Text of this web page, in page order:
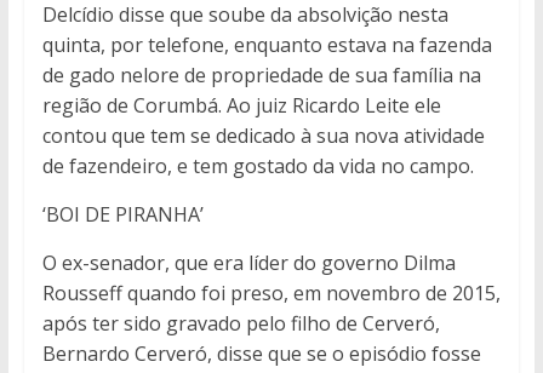
Delcídio disse que soube da absolvição nesta
quinta, por telefone, enquanto estava na fazenda
de gado nelore de propriedade de sua família na
região de Corumbá. Ao juiz Ricardo Leite ele
contou que tem se dedicado à sua nova atividade
de fazendeiro, e tem gostado da vida no campo.
‘BOI DE PIRANHA’
O ex-senador, que era líder do governo Dilma
Rousseff quando foi preso, em novembro de 2015,
após ter sido gravado pelo filho de Cerveró,
Bernardo Cerveró, disse que se o episódio fosse